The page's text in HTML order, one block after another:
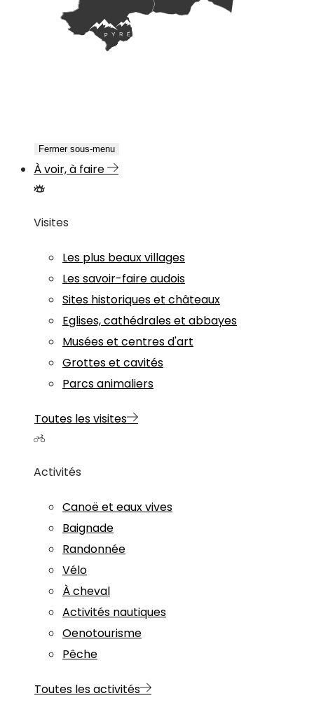
Fermer sous-menu
À voir, à faire
Visites
Les plus beaux villages
Les savoir-faire audois
Sites historiques et châteaux
Eglises, cathédrales et abbayes
Musées et centres d'art
Grottes et cavités
Parcs animaliers
Toutes les visites
Activités
Canoë et eaux vives
Baignade
Randonnée
Vélo
À cheval
Activités nautiques
Oenotourisme
Pêche
Toutes les activités